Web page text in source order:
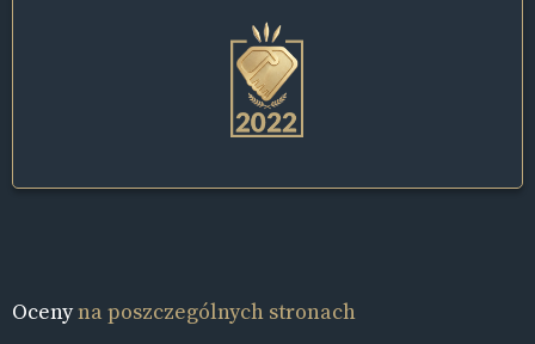
Ocenyna poszczególnych stronach